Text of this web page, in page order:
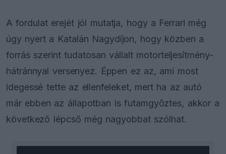
A fordulat erejét jól mutatja, hogy a Ferrari még
úgy nyert a Katalán Nagydíjon, hogy közben a
forrás szerint tudatosan vállalt motorteljesítmény-
hátránnyal versenyez. Éppen ez az, ami most
idegessé tette az ellenfeleket, mert ha az autó
már ebben az állapotban is futamgyőztes, akkor a
következő lépcső még nagyobbat szólhat.